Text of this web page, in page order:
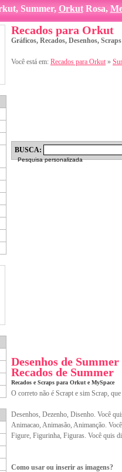
Summer, OrkutRosa,
Recados para Orkut
Gráficos, Recados, Desenhos,
Você está em: Recados para Orkut »
BUSCA:
Pesquisa personalizada
Desenhos de Summer
Recados de Summer
Recados e Scraps para Orkut e MySpace
O correto não é Scrapt e sim Scrap,
Desenhos, Dezenho, Disenho. Você
Animacao, Animasão, Animanção.
Figure, Figurinha, Figuras. Você quis
Como usar ou inserir as imagens?